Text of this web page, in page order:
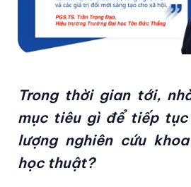
Trong thời gian tới,
mục tiêu gì để tiếp
lượng nghiên cứu
học thuật?